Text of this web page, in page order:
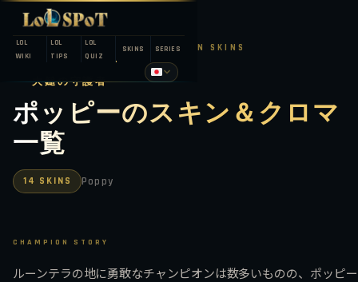
LOL
WIKI
LOL
TIPS
LOL
QUIZ
SKINS SERIES
LEAGUE OF LEGENDS — CHAMPION SKINS
大鎚の守護者
ポッピーのスキン＆クロマ
一覧
14 SKINS Poppy
CHAMPION STORY
ルーンテラの地に勇敢なチャンピオンは数多いものの、ポッピ